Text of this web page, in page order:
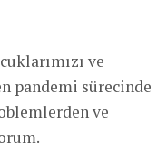
ve
pandemi sürecinde
ve